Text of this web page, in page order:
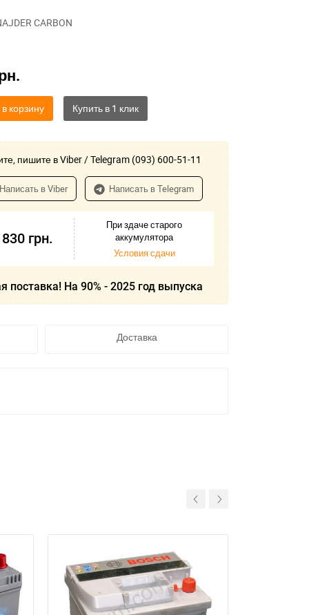
CARBON
корзину
пишите в Viber / Telegram (093) 600-51-11
Написать в Viber Написать в Telegram
грн.
При здаче старого
аккумулятора
Условия сдачи
поставка! На 90% - 2025 год выпуска
Доставка